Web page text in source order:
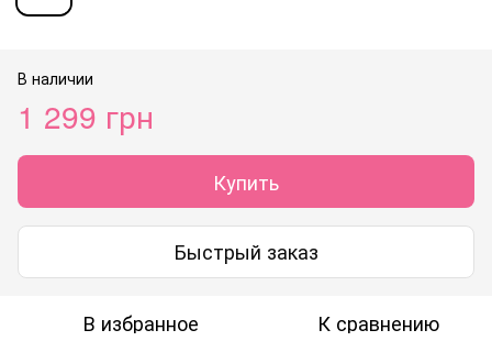
В наличии
1 299 грн
Купить
Быстрый заказ
В избранное К сравнению